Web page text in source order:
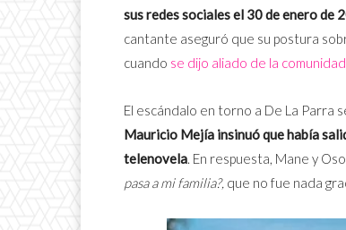
sus redes sociales el 30 de enero de
cantante aseguró que su postura
cuando se dijo aliado de la comunidad
El escándalo en torno a De La Parra
Mauricio Mejía insinuó que había
telenovela. En respuesta, Mane y
pasa a mi familia?, que no fue nada